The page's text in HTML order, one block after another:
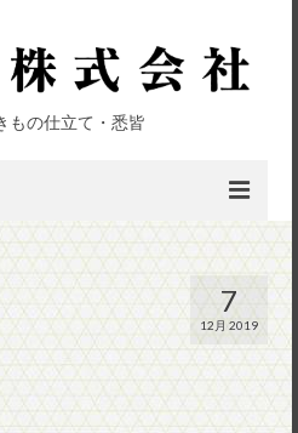
の仕立て・悉皆
7
12月 2019